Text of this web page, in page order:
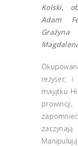
Kolski,
Adam
Grażyna
reżyser, i
majątku